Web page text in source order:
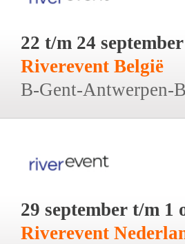
22 t/m 24 september
Riverevent België
B-Gent-Antwerpen-
29 september t/m 1
Riverevent